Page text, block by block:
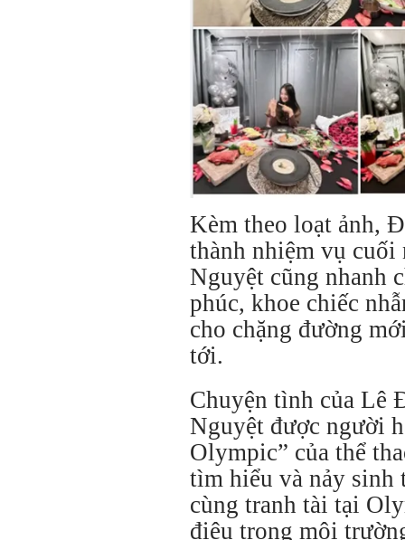
Kèm theo loạt ảnh,
thành nhiệm vụ
Nguyệt cũng nhanh
phúc, khoe chiếc
cho chặng đường
tới.
Chuyện tình của Lê
Nguyệt được người
Olympic” của thể
tìm hiểu và nảy sinh
cùng tranh tài tại
điệu trong môi